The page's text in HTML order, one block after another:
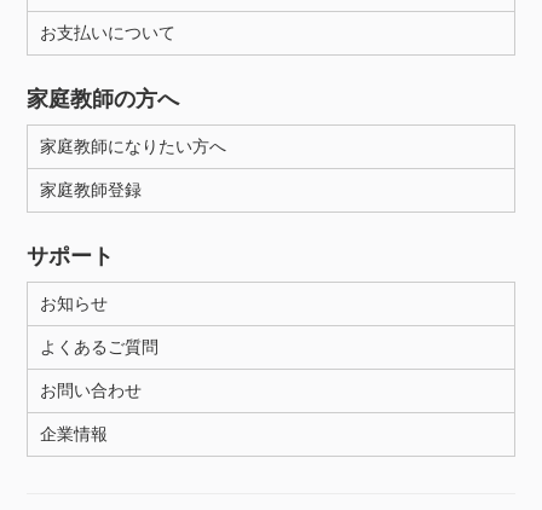
お支払いについて
家庭教師の方へ
家庭教師になりたい方へ
家庭教師登録
サポート
お知らせ
よくあるご質問
お問い合わせ
企業情報